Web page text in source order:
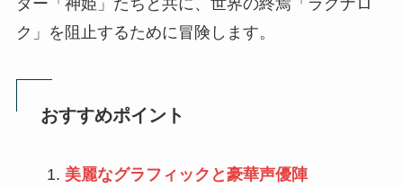
ク」を阻止するために冒険します。
おすすめポイント
美麗なグラフィックと豪華声優陣